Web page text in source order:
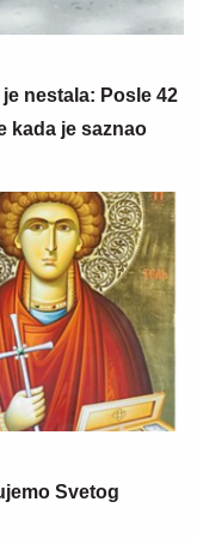
nestala: Posle 42
kada je saznao
Svetog